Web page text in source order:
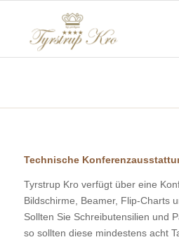
Technische
Tyrstrup Kro verfügt über eine
Bildschirme, Beamer, Flip-Charts
Sollten Sie Schreibutensilien und
so sollten diese mindestens acht